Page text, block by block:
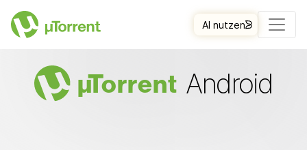
AI nutzen
µTorrent Android